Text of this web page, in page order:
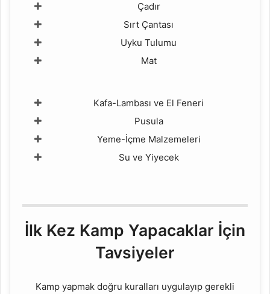
Çadır
Sırt Çantası
Uyku Tulumu
Mat
Kafa-Lambası ve El Feneri
Pusula
Yeme-İçme Malzemeleri
Su ve Yiyecek
İlk Kez Kamp Yapacaklar İçin
Tavsiyeler
Kamp yapmak doğru kuralları uygulayıp gerekli